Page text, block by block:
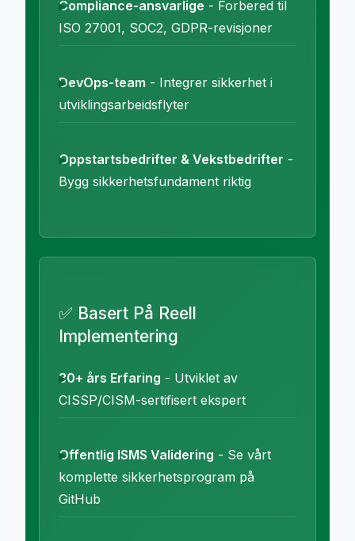
Compliance-ansvarlige - Forbered til
ISO 27001, SOC2, GDPR-revisjoner
DevOps-team - Integrer sikkerhet i
utviklingsarbeidsflyter
Oppstartsbedrifter & Vekstbedrifter -
Bygg sikkerhetsfundament riktig
✅ Basert På Reell
Implementering
30+ års Erfaring - Utviklet av
CISSP/CISM-sertifisert ekspert
Offentlig ISMS Validering - Se vårt
komplette sikkerhetsprogram på
GitHub